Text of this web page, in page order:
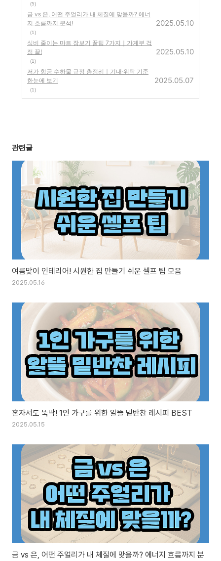
(5)
금 vs 은, 어떤 주얼리가 내 체질에 맞을까? 에너
지 흐름까지 분석!
(1)
2025.05.10
식비 줄이는 마트 장보기 꿀팁 7가지｜가계부 걱
정 끝!
(1)
2025.05.10
저가 항공 수하물 규정 총정리｜기내·위탁 기준
한눈에 보기
(1)
2025.05.07
관련글
여름맞이 인테리어! 시원한 집 만들기 쉬운 셀프 팁 모음
2025.05.16
혼자서도 뚝딱! 1인 가구를 위한 알뜰 밑반찬 레시피 BEST
2025.05.15
금 vs 은, 어떤 주얼리가 내 체질에 맞을까? 에너지 흐름까지 분